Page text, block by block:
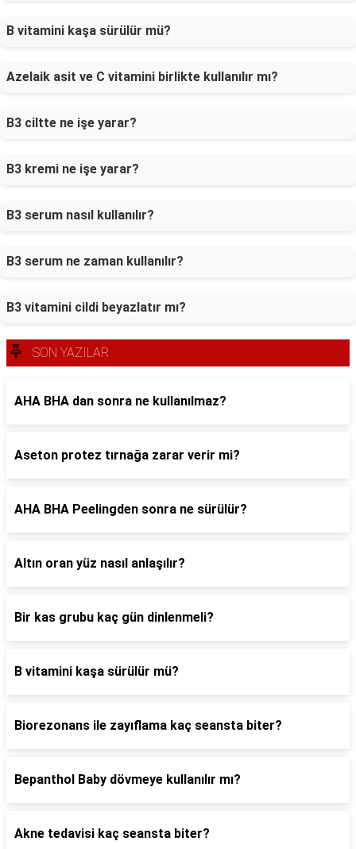
B vitamini kaşa sürülür mü?
Azelaik asit ve C vitamini birlikte kullanılır mı?
B3 ciltte ne işe yarar?
B3 kremi ne işe yarar?
B3 serum nasıl kullanılır?
B3 serum ne zaman kullanılır?
B3 vitamini cildi beyazlatır mı?
SON YAZILAR
AHA BHA dan sonra ne kullanılmaz?
Aseton protez tırnağa zarar verir mi?
AHA BHA Peelingden sonra ne sürülür?
Altın oran yüz nasıl anlaşılır?
Bir kas grubu kaç gün dinlenmeli?
B vitamini kaşa sürülür mü?
Biorezonans ile zayıflama kaç seansta biter?
Bepanthol Baby dövmeye kullanılır mı?
Akne tedavisi kaç seansta biter?